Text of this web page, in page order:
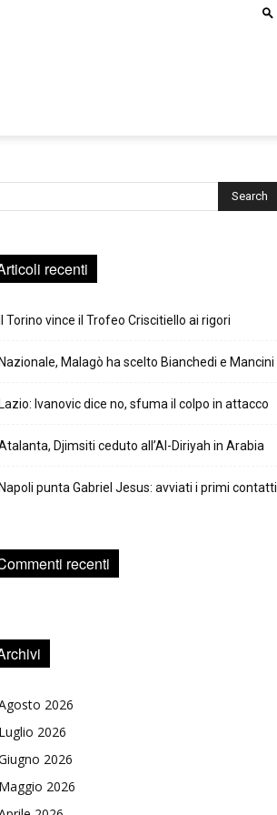
recenti
Torino vince il Trofeo Criscitiello ai rigori
Malagò ha scelto Bianchedi e Mancini
Ivanovic dice no, sfuma il colpo in attacco
Djimsiti ceduto all’Al-Diriyah in Arabia
punta Gabriel Jesus: avviati i primi contatti
recenti
2026
2026
2026
2026